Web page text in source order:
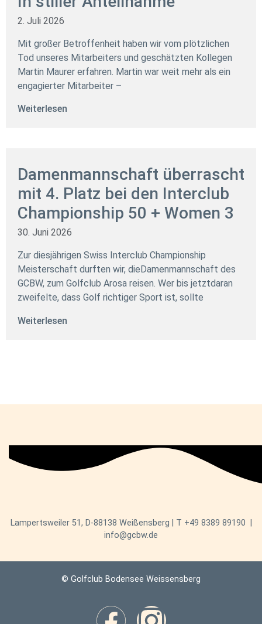
2. Juli 2026
Mit großer Betroffenheit haben wir vom plötzlichen
Tod unseres Mitarbeiters und geschätzten Kollegen
Martin Maurer erfahren. Martin war weit mehr als ein
engagierter Mitarbeiter –
Weiterlesen
Damenmannschaft überrascht
mit 4. Platz bei den Interclub
Championship 50 + Women 3
30. Juni 2026
Zur diesjährigen Swiss Interclub Championship
Meisterschaft durften wir, dieDamenmannschaft des
GCBW, zum Golfclub Arosa reisen. Wer bis jetztdaran
zweifelte, dass Golf richtiger Sport ist, sollte
Weiterlesen
Lampertsweiler 51, D-88138 Weißensberg | T +49 8389 89190
info@gcbw.de
© Golfclub Bodensee Weissensberg